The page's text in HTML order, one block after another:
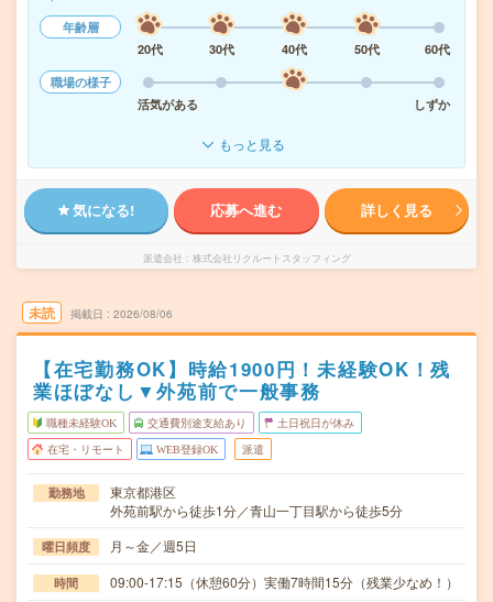
年齢層
20代
30代 40代 50代
60代
職場の様子
活気がある
しずか
もっと見る
気になる! 応募へ進む 詳しく見る
派遣会社 株式会社リクルートスタッフィング
未読 掲載日 2026/08/06
【在宅勤務OK】時給1900円！未経験OK！残
業ほぼなし▼外苑前で一般事務
職種未経験OK 交通費別途支給あり 土日祝日が休み
在宅・リモート WEB登録OK 派遣
勤務地
東京都港区
外苑前駅から徒歩1分／青山一丁目駅から徒歩5分
曜日頻度 月～金／週5日
時間 09:00-17:15（休憩60分）実働7時間15分（残業少なめ！）